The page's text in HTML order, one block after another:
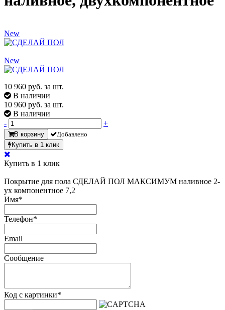
New
New
10 960 руб. за шт.
В наличии
10 960 руб. за шт.
В наличии
-
+
В корзину
Добавлено
Купить в 1 клик
Купить в 1 клик
Покрытие для пола СДЕЛАЙ ПОЛ МАКСИМУМ наливное 2-
ух компонентное 7,2
Имя*
Телефон*
Email
Сообщение
Код с картинки*